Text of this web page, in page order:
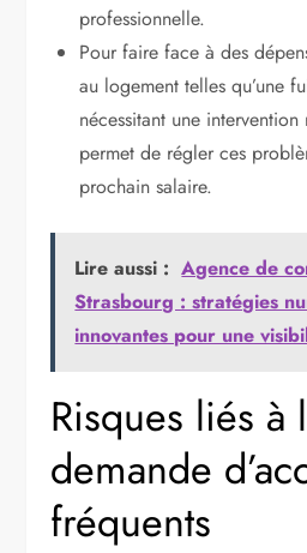
professionnelle.
Pour faire face à des
au logement telles qu’une
nécessitant une
permet de régler ces
prochain salaire.
Lire aussi : Agence de
Strasbourg : stratégies
innovantes pour une
Risques liés à
demande
fréquents